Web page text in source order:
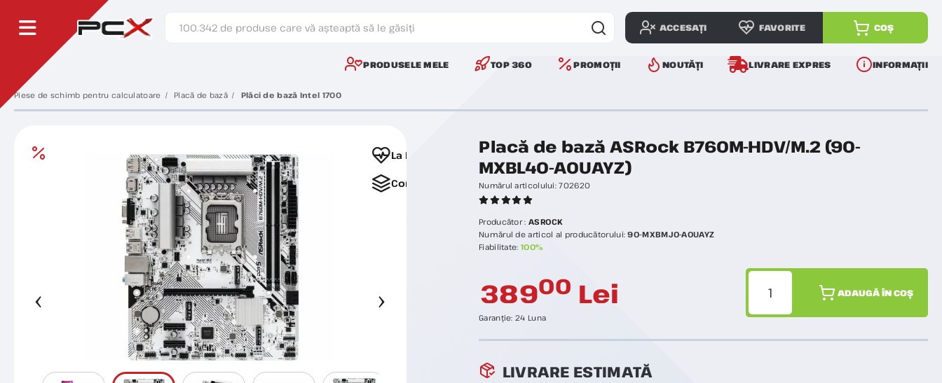
ACCESAȚI FAVORITE COȘ
PRODUSELE MELE TOP 360 PROMOȚII NOUTĂȚI LIVRARE EXPRES INFORMAȚII
Piese de schimb pentru calculatoare Placă de bază Plăci de bază Intel 1700
La Favorite
Comparați
Placă de bază ASRock B760M-HDV/M.2 (90-
MXBL40-A0UAYZ)
Numărul articolului:702620
Producător : ASROCK
Numărul de articol al producătorului:90-MXBMJ0-A0UAYZ
Fiabilitate: 100%
38900 Lei
Garanție: 24 Luna
ADAUGĂ ÎN COȘ
LIVRARE ESTIMATĂ